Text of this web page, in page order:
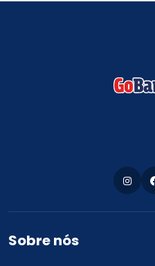
Sobre nós